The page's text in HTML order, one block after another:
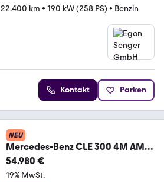
22.400 km • 190 kW (258 PS) • Benzin
Kontakt Parken
NEU
Mercedes-Benz CLE 300 4M AMG
Line/Pano.-
Dach/Distronic/Kamera
54.980 €
19% MwSt.